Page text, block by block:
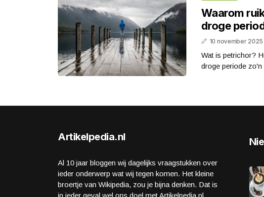
Waarom
droge
10 november 2025
Wat is petrichor?
droge periode zo'n
Artikelpedia.nl
Al 10 jaar bloggen wij dagelijks vraagstukken over
ieder onderwerp wat wij tegen komen. Het kleine
broertje van Wikipedia, zou je bijna denken. Dat is
in ieder geval wel ons doel met Artikelpedia.nl